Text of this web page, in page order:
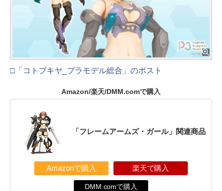
□「コトブキヤ_プラモデル総合」のポスト
Amazon/楽天/DMM.comで購入
「フレームアームズ・ガール」関連商品
Amazonで購入 楽天で購入
DMM.comで購入